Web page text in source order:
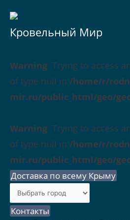
Кровельный Мир
Warning: Trying to access
of type null in /home/r/
mir.ru/public_html/geo/
Warning: Trying to access
of type null in /home/r/
mir.ru/public_html/geo/
Доставка по всему Крыму
Контакты